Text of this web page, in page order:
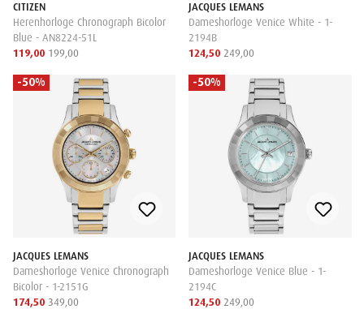
CITIZEN
Herenhorloge Chronograph Bicolor
Blue - AN8224-51L
119,00 199,00
JACQUES LEMANS
Dameshorloge Venice White - 1-
2194B
124,50 249,00
-50%
JACQUES LEMANS
Dameshorloge Venice Chronograph
Bicolor - 1-2151G
174,50 349,00
-50%
JACQUES LEMANS
Dameshorloge Venice Blue - 1-
2194C
124,50 249,00